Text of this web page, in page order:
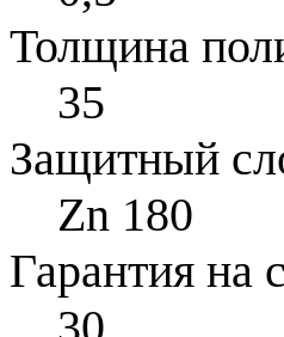
Толщина
35
Защитный
Zn 180
Гарантия на